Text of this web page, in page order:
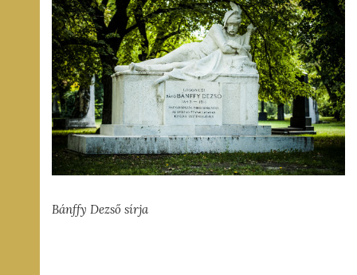
Bánffy Dezső sírja